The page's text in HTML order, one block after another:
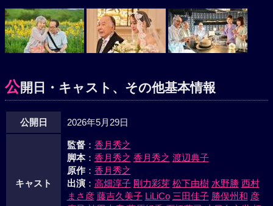
公開日・キャスト、その他基本情報
公開日 2026年5月29日
キャスト
監督： 香月秀之
脚本： 香月秀之 香月秀之 渡辺典子
原作： 香月秀之
出演： 高畑淳子 剛力彩芽 松下由樹 水野勝 西村
まさ彦 藤吉久美子 LiLiCo 三田佳子 勝俣州和 彦